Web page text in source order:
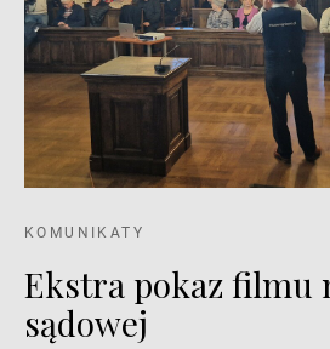
KOMUNIKATY
Ekstra pokaz filmu
sądowej